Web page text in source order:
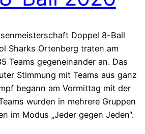
Doppel 8-Ball
Sharks Ortenberg traten am
Teams gegeneinander an. Das
Stimmung mit Teams aus ganz
begann am Vormittag mit der
wurden in mehrere Gruppen
im Modus „Jeder gegen Jeden“.